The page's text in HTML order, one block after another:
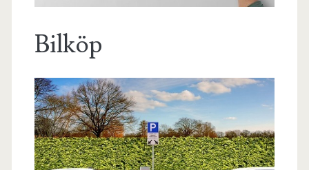
Bilköp